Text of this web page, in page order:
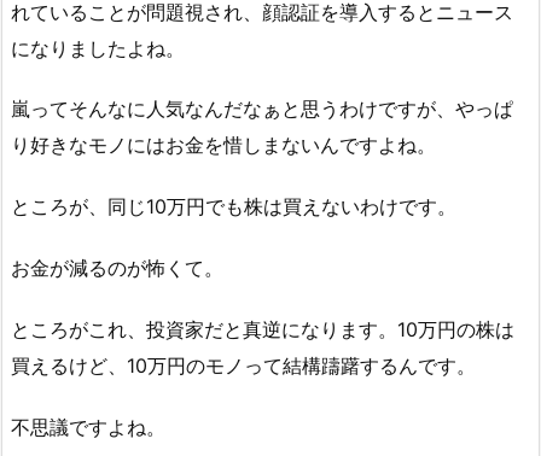
れていることが問題視され、顔認証を導入するとニュース
になりましたよね。
嵐ってそんなに人気なんだなぁと思うわけですが、やっぱ
り好きなモノにはお金を惜しまないんですよね。
ところが、同じ10万円でも株は買えないわけです。
お金が減るのが怖くて。
ところがこれ、投資家だと真逆になります。10万円の株は
買えるけど、10万円のモノって結構躊躇するんです。
不思議ですよね。